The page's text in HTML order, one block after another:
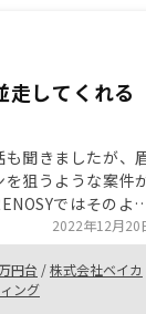
走してくれる
聞きましたが、
狙うような案件
ではそのよ
として本当に資産
いただいたと思
2022年12月20
円台 /株式会社ベイカ
ング